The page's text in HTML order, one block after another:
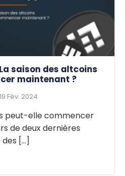
La saison des altcoins
maintenant ?
Fév. 2024
peut-elle commencer
de deux dernières
[...]